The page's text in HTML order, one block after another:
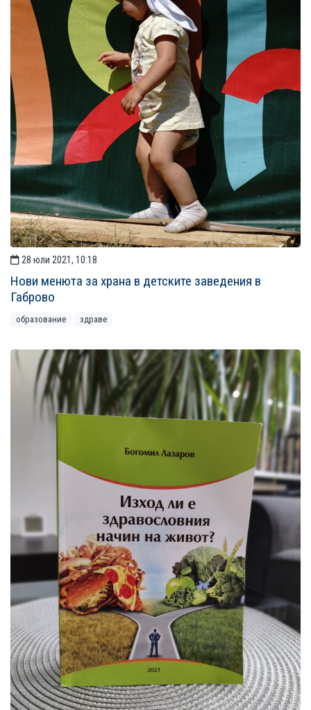
28 юли 2021, 10:18
Нови менюта за храна в детските заведения в
Габрово
образование здраве